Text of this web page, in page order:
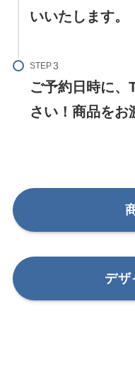
いいたします。
STEP
ご予約日時に
さい！商品をお
デザ